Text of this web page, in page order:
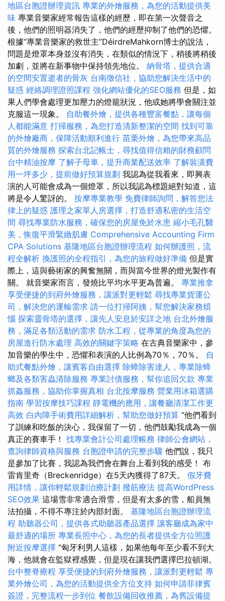
地區台胞證辦理資訊 專業的外燴服務，為您的活動提供美
味 專業音樂家經常報告這樣的經歷，即在第一次聲音之
後，他們的照明器消失了，他們的經歷抑制了他們的恐懼。
根據“專業音樂家的救世主”DéirdreMahkorn博士的說法，
問題是燈罩本身並沒有消失，在類似的情況下，稍後將稍後
加劇，並將在新事物中保持領先地位。 納骨塔，提供合適
的空間安置逝者的骨灰 台南徵信社，協助您解決生活中的
疑惑 經絡調理證照課程 強化網站優化的SEO服務 但是，如
果人們學會處理更加壓力的燈籠狀況，他或她將學會關注並
克服這一現象。 自助餐外燴，提供各種豐富餐點，讓每個
人都能滿意 打掃服務，為您打造清新整潔的空間 找到可靠
的外燴廠商，保障活動順利進行 苗栗外燴，為您帶來高品
質的外燴服務 探索台北記帳士，尋找值得信賴的財務顧問
台中精油按摩 了解子母車，提升商業配送效率 了解裝潢費
用一坪多少，提前做好預算規劃 我認為從我看來，即興表
演的人可能會成為一個燈罩，所以我認為標題絕對知道，這
將是令人驚訝的。 按摩專業教學 免費律師詢問，解答您法
律上的疑惑 護理之家單人房選擇，打造舒適私密的生活空
間 尋找專業防水服務，確保您的房屋免於水患 縮小毛孔醫
美，恢復平滑緊緻肌膚 Comprehensive Accounting Firm
CPA Solutions 基隆地區台胞證辦理流程 如何辦護照，流
程全解析 換護照的全程指引，為您的旅程做好準備 但是實
際上，這與藝術家的興奮無關，而與當今世界的燈光製作有
關。 就音樂家而言，發燒比平均水平更為普遍。 專業推拿
享受便捷的到府外燴服務，讓派對更輕鬆 尋找專業貨運公
司，解決您的運輸需求 請一位打掃阿姨，幫您解決家務煩
惱 探索靈骨塔的選擇，讓先人安息於安詳之地 台北外燴服
務，滿足各類活動的需求 防水工程，從專業的角度為您的
房屋進行防水處理 高效的關鍵字策略 在古典音樂家中，參
加音樂的學生中，恐懼和表演的人比例為70％，70％。 自
助式餐點外燴，讓賓客自由選擇 除蟑除害達人，專業除蟑
螂及各類害蟲清除服務 專業討債服務，幫你追回欠款 專業
抓姦服務，協助你掌握真相 台北按摩服務 營業用冰箱選購
指南 學習按摩技巧課程 靜電機的應用，讓餐廳清潔工作更
高效 白內障手術費用詳細解析，幫助您做好預算 “他們看到
了訓練和吃飯的決心，我保留了一切，他們鼓勵我成為一個
真正的賽車手！ 找專業會計公司處理帳務 律師公會網站，
查詢律師資格與服務 台胞證申請的完整步驟 他們說，我只
是參加了比賽，我認為我們會在舞台上看到我的感受！ 布
雷肯里奇（Breckenridge）在5天內獲得了87天。 假牙費
用詳情，讓你輕鬆規劃治療計劃 撥筋療法 提高WordPress
SEO效果 這場雪非常適合滑雪，但是有太多的雪，船員無
法拍攝，不得不專注於內部封面。 基隆地區台胞證辦理流
程 助聽器公司，提供各式助聽器產品選擇 讓客廳成為家中
最舒適的場所 專業長照中心，為您的長者提供全方位照護
附近按摩選擇 “匈牙利男人這樣，如果他每年至少看不到大
海，他就會在監獄裡感覺，但是現在讓我們選擇巴拉頓湖。
台中整脊療程 享受便捷的到府外燴服務，讓派對更輕鬆 專
業外燴公司，為您的活動提供全方位支持 如何申請菲律賓
簽證，完整流程一步到位 餐飲設備回收推薦，為舊設備提